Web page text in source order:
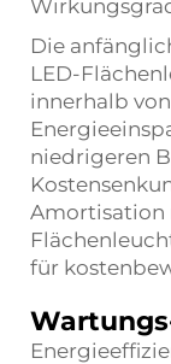
Die
LED-
innerhalb
niedrigeren
Amortisation
für